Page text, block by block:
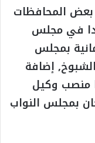
في بعض المحافظات
الحزب حصد 91 مقعدا في مجلس
بمجلس
الشبوخ, إضافة
منصب وكيل
بمجلس النواب